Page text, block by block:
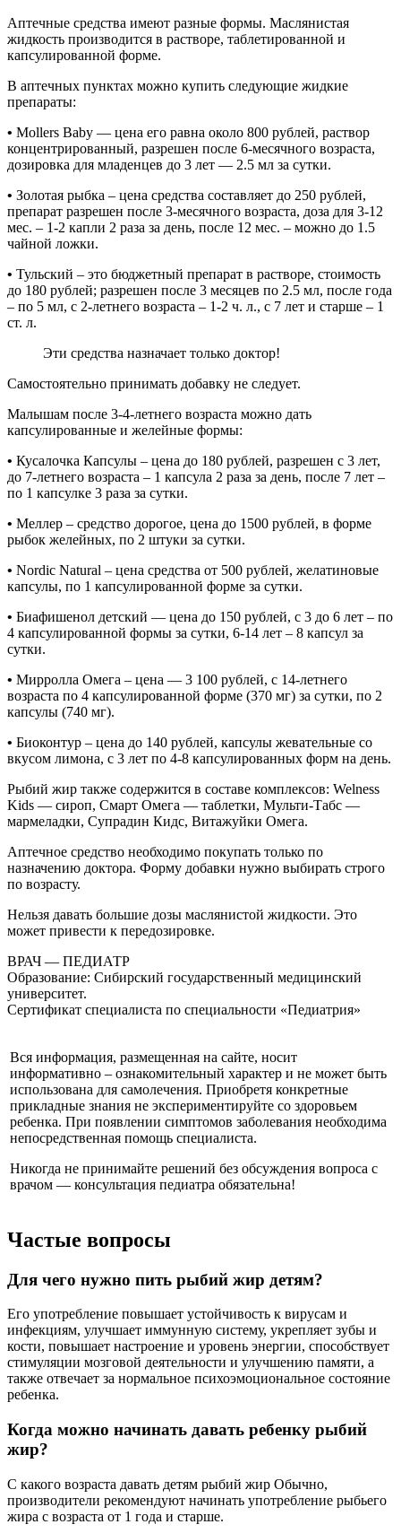
Аптечные средства имеют разные формы. Маслянистая
жидкость производится в растворе, таблетированной и
капсулированной форме.
В аптечных пунктах можно купить следующие жидкие
препараты:
• Mollers Baby — цена его равна около 800 рублей, раствор
концентрированный, разрешен после 6-месячного возраста,
дозировка для младенцев до 3 лет — 2.5 мл за сутки.
• Золотая рыбка – цена средства составляет до 250 рублей,
препарат разрешен после 3-месячного возраста, доза для 3-12
мес. – 1-2 капли 2 раза за день, после 12 мес. – можно до 1.5
чайной ложки.
• Тульский – это бюджетный препарат в растворе, стоимость
до 180 рублей; разрешен после 3 месяцев по 2.5 мл, после года
– по 5 мл, с 2-летнего возраста – 1-2 ч. л., с 7 лет и старше – 1
ст. л.
Эти средства назначает только доктор!
Самостоятельно принимать добавку не следует.
Малышам после 3-4-летнего возраста можно дать
капсулированные и желейные формы:
• Кусалочка Капсулы – цена до 180 рублей, разрешен с 3 лет,
до 7-летнего возраста – 1 капсула 2 раза за день, после 7 лет –
по 1 капсулке 3 раза за сутки.
• Меллер – средство дорогое, цена до 1500 рублей, в форме
рыбок желейных, по 2 штуки за сутки.
• Nordic Natural – цена средства от 500 рублей, желатиновые
капсулы, по 1 капсулированной форме за сутки.
• Биафишенол детский — цена до 150 рублей, с 3 до 6 лет – по
4 капсулированной формы за сутки, 6-14 лет – 8 капсул за
сутки.
• Мирролла Омега – цена — 3 100 рублей, с 14-летнего
возраста по 4 капсулированной форме (370 мг) за сутки, по 2
капсулы (740 мг).
• Биоконтур – цена до 140 рублей, капсулы жевательные со
вкусом лимона, с 3 лет по 4-8 капсулированных форм на день.
Рыбий жир также содержится в составе комплексов: Welness
Kids — сироп, Смарт Омега — таблетки, Мульти-Табс —
мармеладки, Супрадин Кидс, Витажуйки Омега.
Аптечное средство необходимо покупать только по
назначению доктора. Форму добавки нужно выбирать строго
по возрасту.
Нельзя давать большие дозы маслянистой жидкости. Это
может привести к передозировке.
ВРАЧ — ПЕДИАТР
Образование: Сибирский государственный медицинский
университет.
Сертификат специалиста по специальности «Педиатрия»
Вся информация, размещенная на сайте, носит
информативно – ознакомительный характер и не может быть
использована для самолечения. Приобретя конкретные
прикладные знания не экспериментируйте со здоровьем
ребенка. При появлении симптомов заболевания необходима
непосредственная помощь специалиста.
Никогда не принимайте решений без обсуждения вопроса с
врачом — консультация педиатра обязательна!
Частые вопросы
Для чего нужно пить рыбий жир детям?
Его употребление повышает устойчивость к вирусам и
инфекциям, улучшает иммунную систему, укрепляет зубы и
кости, повышает настроение и уровень энергии, способствует
стимуляции мозговой деятельности и улучшению памяти, а
также отвечает за нормальное психоэмоциональное состояние
ребенка.
Когда можно начинать давать ребенку рыбий
жир?
С какого возраста давать детям рыбий жир Обычно,
производители рекомендуют начинать употребление рыбьего
жира с возраста от 1 года и старше.